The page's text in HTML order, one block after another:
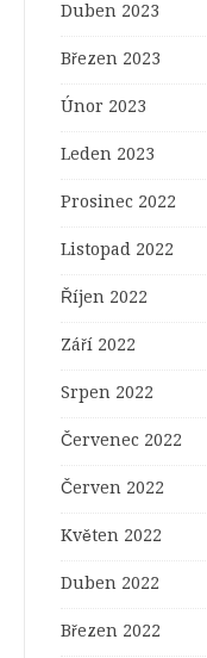
Duben 2023
Březen 2023
Únor 2023
Leden 2023
Prosinec 2022
Listopad 2022
Říjen 2022
Září 2022
Srpen 2022
Červenec 2022
Červen 2022
Květen 2022
Duben 2022
Březen 2022